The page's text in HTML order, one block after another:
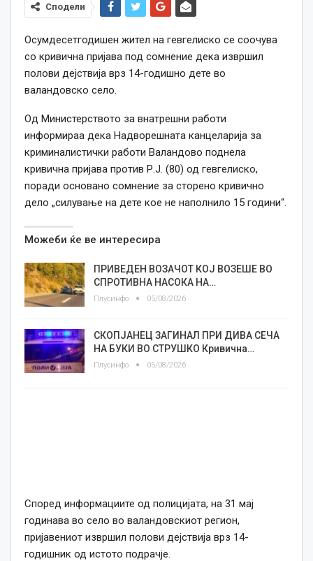
Сподели
Осумдесетгодишен жител на гевгелиско се соочува
со кривична пријава под сомнение дека извршил
полови дејствија врз 14-годишно дете во
валандовско село.
Од Министерството за внатрешни работи
информираа дека Надворешната канцеларија за
криминалистички работи Валандово поднела
кривична пријава против Р.Ј. (80) од гевгелиско,
поради основано сомнение за сторено кривично
дело „силување на дете кое не наполнило 15 години“.
Можеби ќе ве интересира
ПРИВЕДЕН ВОЗАЧОТ КОЈ ВОЗЕШЕ ВО
СПРОТИВНА НАСОКА НА…
Плусинфо 05/08/2026
СКОПЈАНЕЦ ЗАГИНАЛ ПРИ ДИВА СЕЧА
НА БУКИ ВО СТРУШКО Кривична…
Плусинфо 05/08/2026
Според информациите од полицијата, на 31 мај
годинава во село во валандовскиот регион,
пријавениот извршил полови дејствија врз 14-
годишник од истото подрачје.